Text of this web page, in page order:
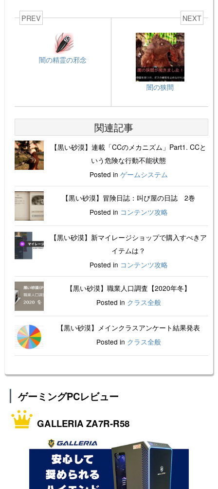
PREV
闇の精霊の邪念
NEXT
闇の狭間
関連記事
【黒い砂漠】連載「CCのメカニズム」Part1. CCと
いう危険な行動不能状態
Posted in ゲームシステム
【黒い砂漠】冒険日誌：叫び屋の日誌 2巻
Posted in コンテンツ攻略
【黒い砂漠】新マイレージショップで購入すべきア
イテムは？
Posted in コンテンツ攻略
【黒い砂漠】職業人口調査【2020年冬】
Posted in クラス全般
【黒い砂漠】メインクラスアンケート結果発表
Posted in クラス全般
ゲーミングPCレビュー
GALLERIA ZA7R-R58